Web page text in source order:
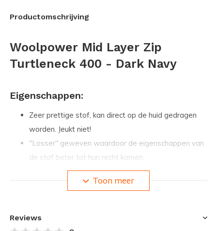
Productomschrijving
Woolpower Mid Layer Zip
Turtleneck 400 - Dark Navy
Eigenschappen:
Zeer prettige stof, kan direct op de huid gedragen
worden. Jeukt niet!
"Losser" geweven waardoor de eigenschappen van
de stof beter tot hun recht komen
Anti-bacteriële werking, voorkomt geurtjes zelfs na
een week intensief gebruik
Stof voelt warm en prettig wanneer het (volkomen)
Toon meer
Reviews